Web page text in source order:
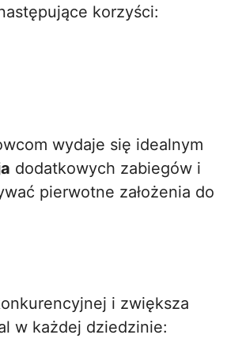
korzyści:
wydaje się idealnym
dodatkowych zabiegów i
pierwotne założenia do
i zwiększa
w każdej dziedzinie: